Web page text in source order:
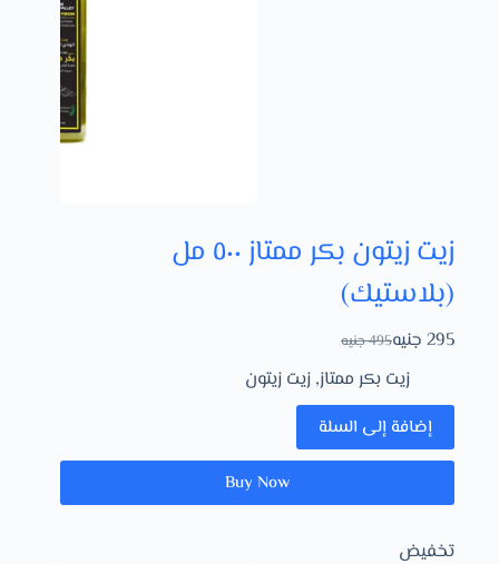
زيت زيتون بكر ممتاز ٥٠٠ مل
(بلاستيك)
495جنيه 295 جنيه
زيت بكر ممتاز, زيت زيتون
إضافة إلى السلة
Buy Now
تخفيض